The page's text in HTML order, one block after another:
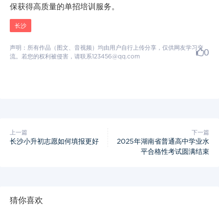
保获得高质量的单招培训服务。
长沙
声明：所有作品（图文、音视频）均由用户自行上传分享，仅供网友学习交
流。若您的权利被侵害，请联系123456@qq.com
0
上一篇
长沙小升初志愿如何填报更好
下一篇
2025年湖南省普通高中学业水
平合格性考试圆满结束
猜你喜欢